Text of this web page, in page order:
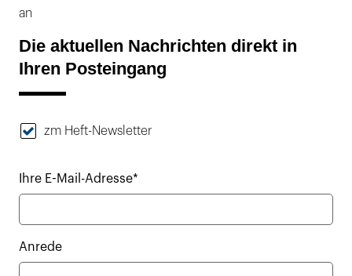
an
Die aktuellen Nachrichten direkt in
Ihren Posteingang
zm Heft-Newsletter
Ihre E-Mail-Adresse*
Anrede